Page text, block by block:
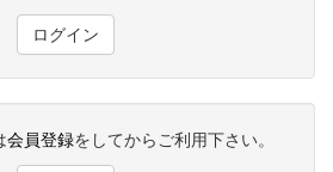
ログイン
会員登録をしてからご利用下さい。